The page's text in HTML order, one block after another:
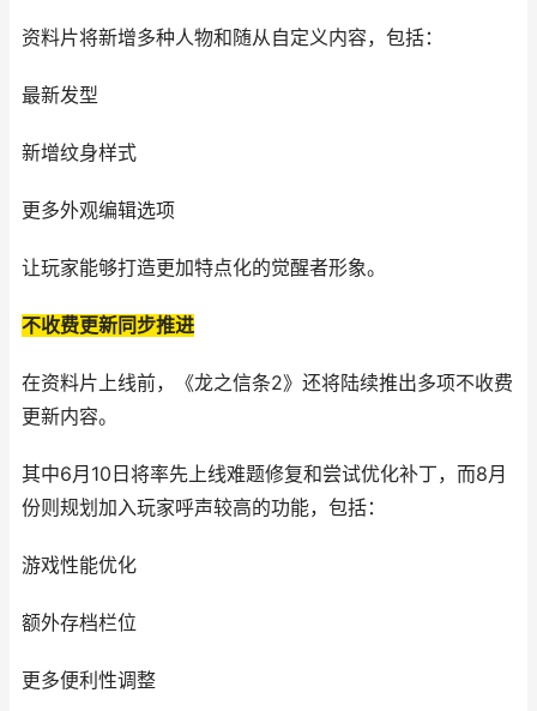
资料片将新增多种人物和随从自定义内容，包括：
最新发型
新增纹身样式
更多外观编辑选项
让玩家能够打造更加特点化的觉醒者形象。
不收费更新同步推进
在资料片上线前，《龙之信条2》还将陆续推出多项不收费
更新内容。
其中6月10日将率先上线难题修复和尝试优化补丁，而8月
份则规划加入玩家呼声较高的功能，包括：
游戏性能优化
额外存档栏位
更多便利性调整